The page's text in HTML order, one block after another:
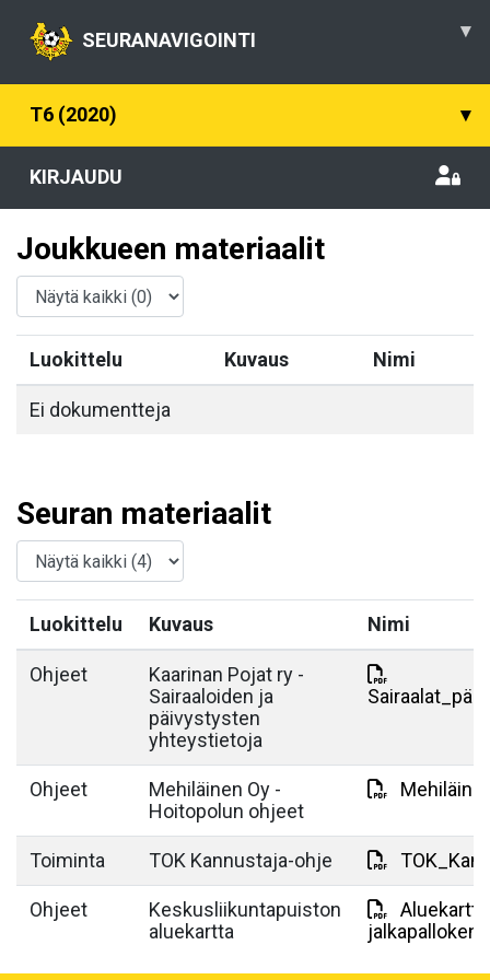
SEURANAVIGOINTI ▾
T6 (2020) ▾
KIRJAUDU
Joukkueen materiaalit
Luokittelu Kuvaus Nimi
Ei dokumentteja
Seuran materiaalit
Luokittelu Kuvaus Nimi
Ohjeet
Kaarinan Pojat ry -
Sairaaloiden ja
päivystysten
yhteystietoja
Ohjeet
Mehiläinen Oy -
Hoitopolun ohjeet
Toiminta TOK Kannustaja-ohje
Ohjeet
Keskusliikuntapuiston
aluekartta